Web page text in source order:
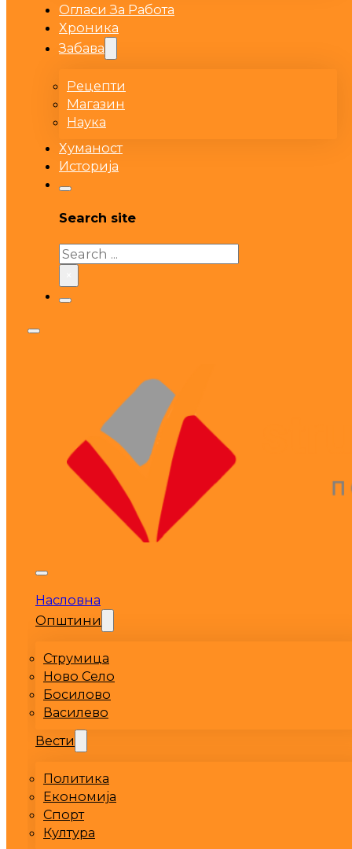
Огласи За Работа
Хроника
Забава
Рецепти
Магазин
Наука
Хуманост
Историја
Search site
Search
Насловна
Општини
Струмица
Ново Село
Босилово
Василево
Вести
Политика
Економија
Спорт
Култура